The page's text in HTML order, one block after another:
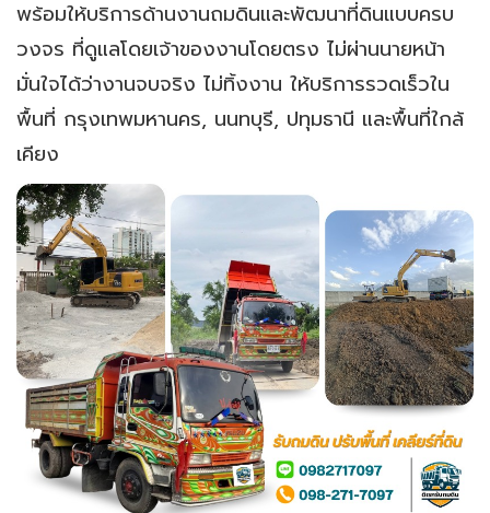
พร้อมให้บริการด้านงานถมดินและพัฒนาที่ดินแบบครบ
วงจร ที่ดูแลโดยเจ้าของงานโดยตรง ไม่ผ่านนายหน้า
มั่นใจได้ว่างานจบจริง ไม่ทิ้งงาน ให้บริการรวดเร็วใน
พื้นที่ กรุงเทพมหานคร, นนทบุรี, ปทุมธานี และพื้นที่ใกล้
เคียง